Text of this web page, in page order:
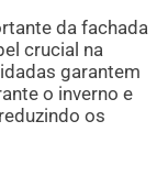
da fachada
crucial na
garantem
o inverno e
os